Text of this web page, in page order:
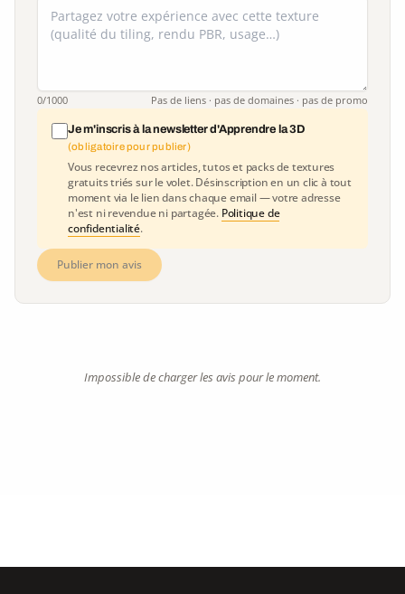
0/1000 Pas de liens · pas de domaines · pas de promo
Je m'inscris à la newsletter d'Apprendre la 3D
(obligatoire pour publier)
Vous recevrez nos articles, tutos et packs de textures
gratuits triés sur le volet. Désinscription en un clic à tout
moment via le lien dans chaque email — votre adresse
n'est ni revendue ni partagée. Politique de
confidentialité.
Publier mon avis
Impossible de charger les avis pour le moment.